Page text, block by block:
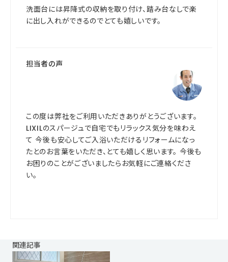
洗面台には昇降式の収納を取り付け、踏み台なしで楽
に出し入れができるのでとても嬉しいです。
担当者の声
この度は弊社をご利用いただきありがとうございます。
LIXILのスパージュで自宅でもリラックス気分を味わえ
て 今後も安心してご入浴いただけるリフォームになっ
たとのお言葉をいただき、とても嬉しく思います。 今後も
お困りのことがございましたらお気軽にご連絡くださ
い。
関連記事